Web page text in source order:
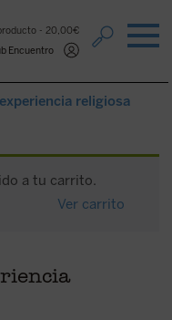
20,00€
Encuentro
religiosa
a tu carrito.
Ver carrito